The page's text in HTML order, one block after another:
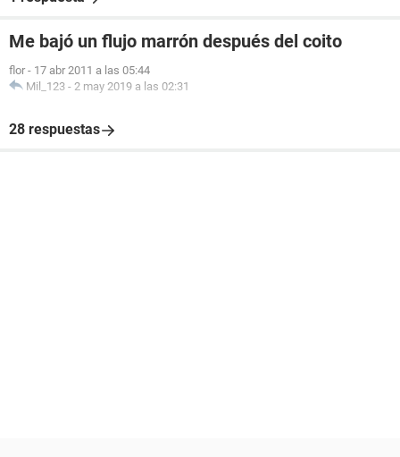
Me bajó un flujo marrón después del coito
flor - 17 abr 2011 a las 05:44
Mil_123 - 2 may 2019 a las 02:31
28 respuestas